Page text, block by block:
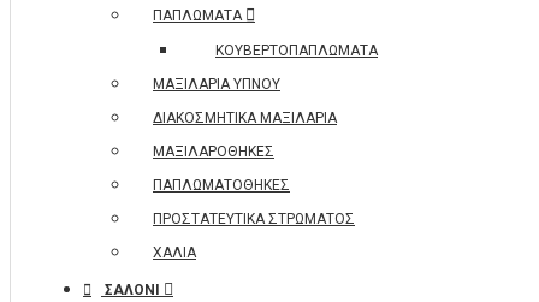
ΠΑΠΛΩΜΑΤΑ
ΚΟΥΒΕΡΤΟΠΑΠΛΩΜΑΤΑ
ΜΑΞΙΛΑΡΙΑ ΥΠΝΟΥ
ΔΙΑΚΟΣΜΗΤΙΚΑ ΜΑΞΙΛΑΡΙΑ
ΜΑΞΙΛΑΡΟΘΗΚΕΣ
ΠΑΠΛΩΜΑΤΟΘΗΚΕΣ
ΠΡΟΣΤΑΤΕΥΤΙΚΑ ΣΤΡΩΜΑΤΟΣ
ΧΑΛΙΑ
ΣΑΛΟΝΙ